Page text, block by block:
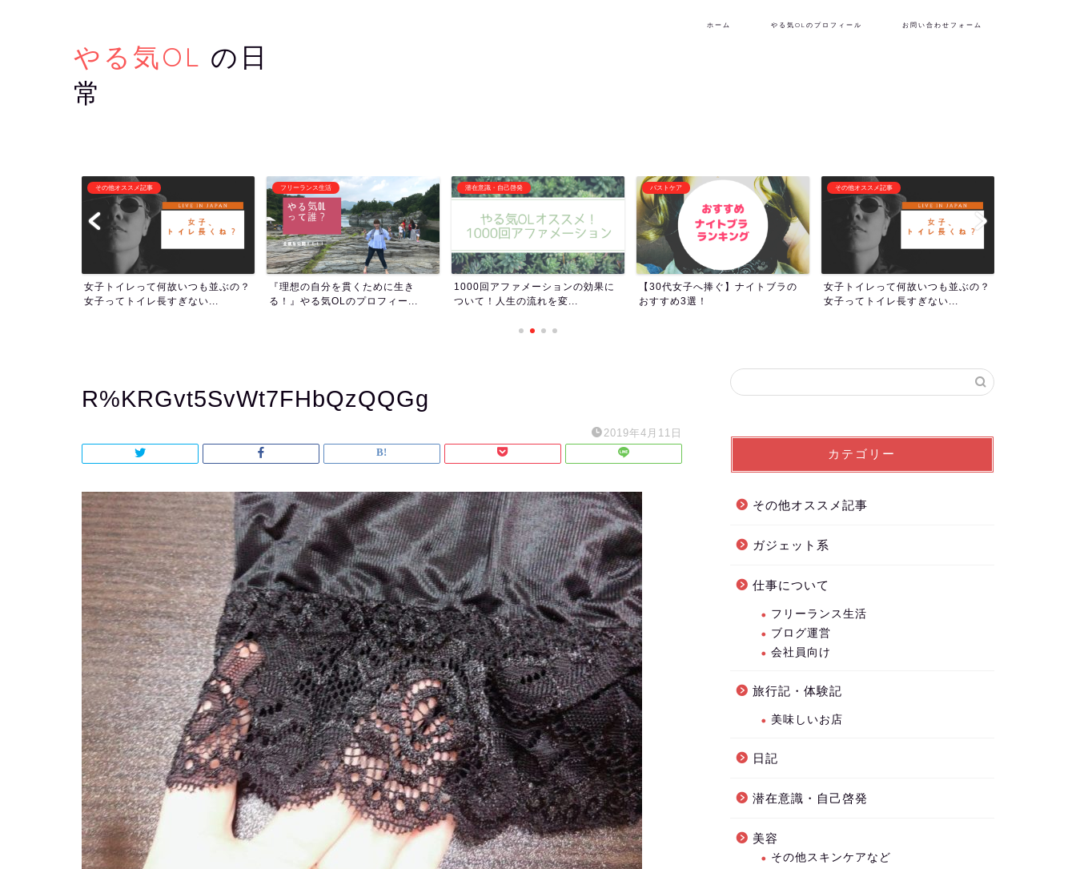
やる気OL の日
常
ホーム やる気OLのプロフィール お問い合わせフォーム
フリーランス生活
『理想の自分を貫くために生き
る！』やる気OLのプロフィー...
潜在意識・自己啓発
1000回アファメーションの効果に
ついて！人生の流れを変...
バストケア
【30代女子へ捧ぐ】ナイトブラの
おすすめ3選！
その他オススメ記事
女子トイレって何故いつも並ぶの？
女子ってトイレ長すぎない...
フリーランス生活
『理想の自分を貫くために生き
る！』やる気OLのプロフィー...
R%KRGvt5SvWt7FHbQzQQGg
2019年4月11日
カテゴリー
その他オススメ記事
ガジェット系
仕事について
フリーランス生活
ブログ運営
会社員向け
旅行記・体験記
美味しいお店
日記
潜在意識・自己啓発
美容
その他スキンケアなど